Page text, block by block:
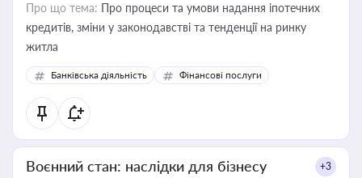
Про що тема: Про процеси та умови надання іпотечних
кредитів, зміни у законодавстві та тенденції на ринку
житла
Банківська діяльність Фінансові послуги
Воєнний стан: наслідки для бізнесу +3